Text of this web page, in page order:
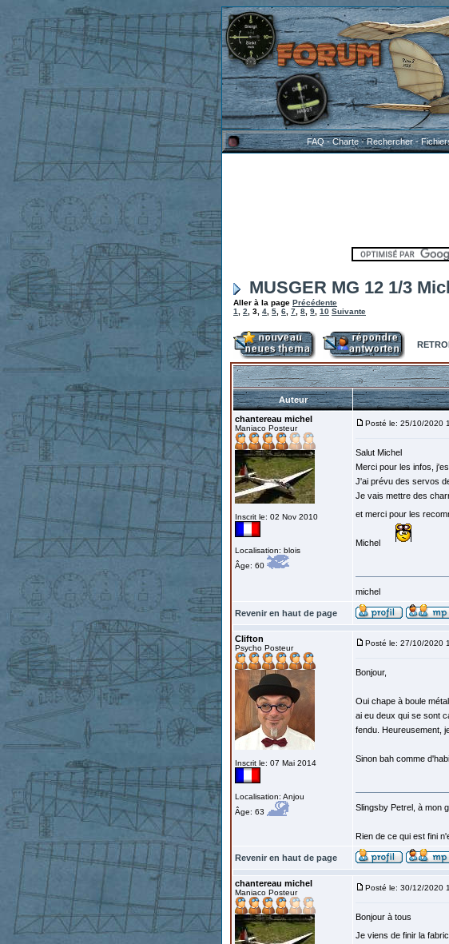
FAQ-Charte-Rechercher-
MUSGER MG 12 1/3
Aller à la page Précédente
1
2 3 4 5 6 7 8 9 10 Suivante
Auteur
chantereau michel
Maniaco Posteur
Inscrit le: 02 Nov 2010
Localisation: blois
Âge: 60
Posté le: 25/10/2020
Salut Michel
Merci pour les infos,
J'ai prévu des servos
Je vais mettre des
et merci pour les
Michel
michel
Revenir en haut de page
Clifton
Psycho Posteur
Inscrit le: 07 Mai 2014
Localisation: Anjou
Âge: 63
Posté le: 27/10/2020
Bonjour,
Oui chape à boule
ai eu deux qui se sont
fendu. Heureusement,
Sinon bah comme
Slingsby Petrel, à mon
Rien de ce qui est fini
Revenir en haut de page
chantereau michel
Maniaco Posteur
Posté le: 30/12/2020
Bonjour à tous
Je viens de finir la